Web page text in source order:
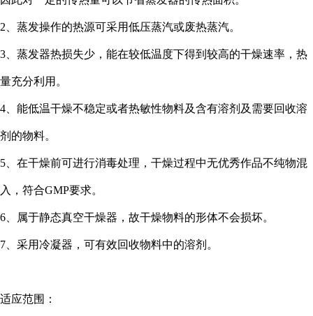
2、蒸发操作的热源可采用低压蒸汽或废热蒸汽。
3、蒸发器热损失少，能在较低温度下得到较高的干燥速率，热
量充分利用。
4、能低温干燥不稳定或者热敏性物料及含有溶剂及需要回收溶
剂的物料。
5、在干燥前可进行消毒处理，干燥过程中无优秀作品不纯物混
入，符合GMP要求。
6、属于静态真空干燥器，故干燥物料的形体不会损坏。
7、采用冷凝器，可有效回收物料中的溶剂。
适应范围：